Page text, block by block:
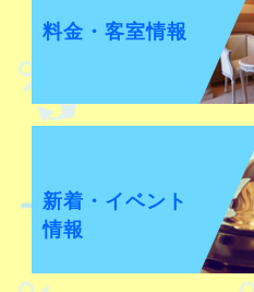
料金・客室情報
新着・イベント
情報